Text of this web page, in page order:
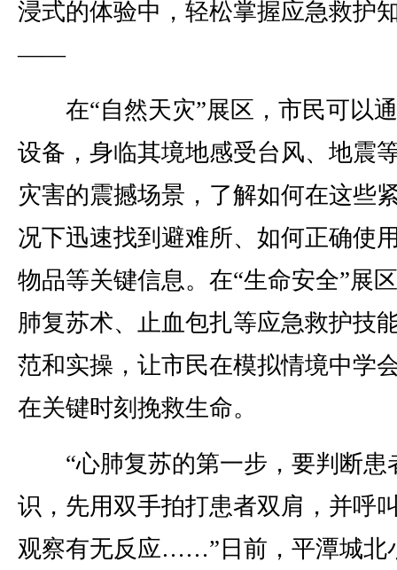
浸式的体验中，轻松掌握应急救护
——
在“自然天灾”展区，市民可以
设备，身临其境地感受台风、地震
灾害的震撼场景，了解如何在这些
况下迅速找到避难所、如何正确使
物品等关键信息。在“生命安全”展
肺复苏术、止血包扎等应急救护技
范和实操，让市民在模拟情境中学
在关键时刻挽救生命。
“心肺复苏的第一步，要判断患
识，先用双手拍打患者双肩，并呼
观察有无反应……”日前，平潭城北